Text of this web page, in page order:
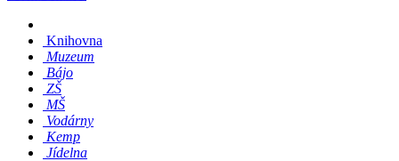
Knihovna
Muzeum
Bájo
ZŠ
MŠ
Vodárny
Kemp
Jídelna